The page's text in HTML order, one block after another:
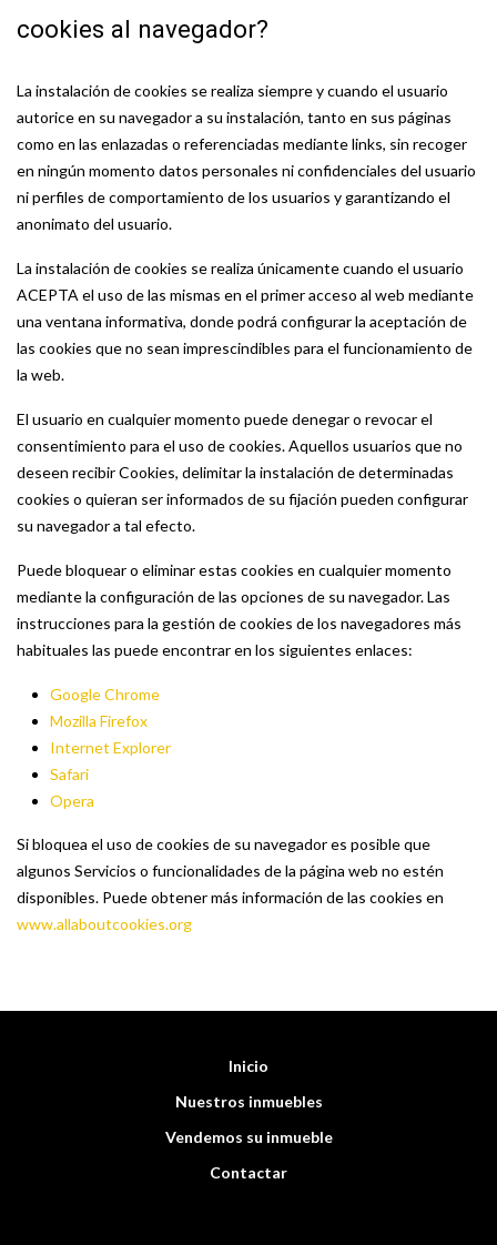
cookies al navegador?
La instalación de cookies se realiza siempre y cuando el usuario
autorice en su navegador a su instalación, tanto en sus páginas
como en las enlazadas o referenciadas mediante links, sin recoger
en ningún momento datos personales ni confidenciales del usuario
ni perfiles de comportamiento de los usuarios y garantizando el
anonimato del usuario.
La instalación de cookies se realiza únicamente cuando el usuario
ACEPTA el uso de las mismas en el primer acceso al web mediante
una ventana informativa, donde podrá configurar la aceptación de
las cookies que no sean imprescindibles para el funcionamiento de
la web.
El usuario en cualquier momento puede denegar o revocar el
consentimiento para el uso de cookies. Aquellos usuarios que no
deseen recibir Cookies, delimitar la instalación de determinadas
cookies o quieran ser informados de su fijación pueden configurar
su navegador a tal efecto.
Puede bloquear o eliminar estas cookies en cualquier momento
mediante la configuración de las opciones de su navegador. Las
instrucciones para la gestión de cookies de los navegadores más
habituales las puede encontrar en los siguientes enlaces:
Google Chrome
Mozilla Firefox
Internet Explorer
Safari
Opera
Si bloquea el uso de cookies de su navegador es posible que
algunos Servicios o funcionalidades de la página web no estén
disponibles. Puede obtener más información de las cookies en
www.allaboutcookies.org
Inicio
Nuestros inmuebles
Vendemos su inmueble
Contactar